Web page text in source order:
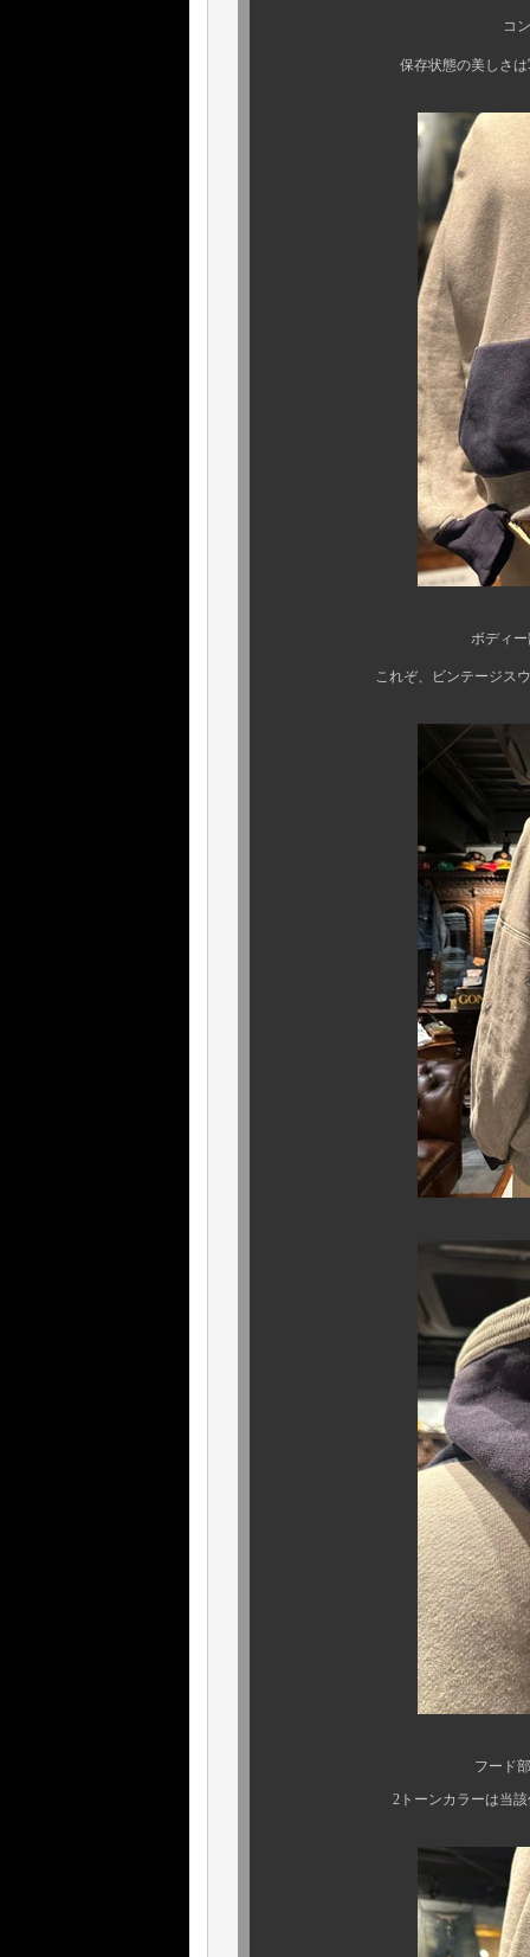
コンディションの
保存状態の美しさは写真から
ボディー部に生じ始め
これぞ、ビンテージスウェット
フード部にパイピン
2トーンカラーは当該個体の更